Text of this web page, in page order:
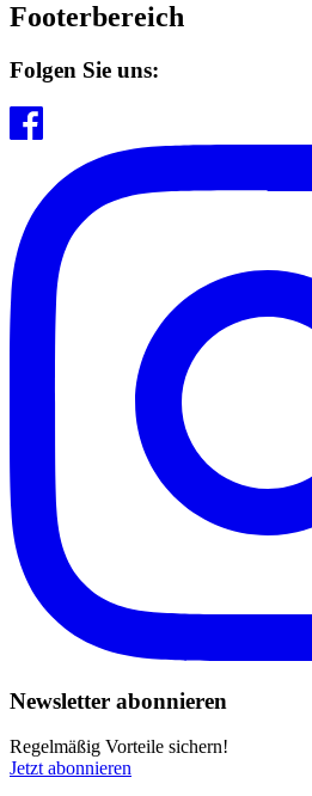
Footerbereich
Folgen Sie uns:
Newsletter abonnieren
Regelmäßig Vorteile sichern!
Jetzt abonnieren